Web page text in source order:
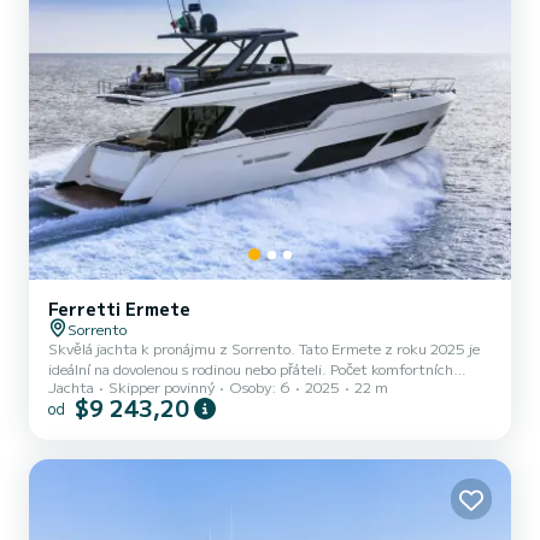
Ferretti Ermete
Sorrento
Skvělá jachta k pronájmu z Sorrento. Tato Ermete z roku 2025 je
ideální na dovolenou s rodinou nebo přáteli. Počet komfortních
kajut: 3 a počet osob na lodi: 6. S celkovou délkou22 m a výkonem
HP bude tato loď vaším nejlepším společníkem na nezapomenutelné
Jachta Skipper povinný Osoby: 6 2025 22 m
od $9 243,20